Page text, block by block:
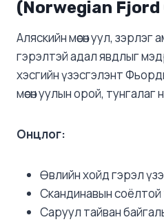
(Norwegian Fjord
Аляскийн мөсөн уул,
гэрэлтэй адал явдлыг
хэсгийн үзэсгэлэнт
мөсөн уулын орой,
Онцлог:
Өвлийн хойд гэрэл
Скандинавын
Саруул тайван